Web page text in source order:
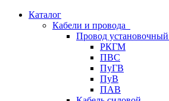
Каталог
Кабели и провода
Провод установочный
РКГМ
ПВС
ПуГВ
ПуВ
ПАВ